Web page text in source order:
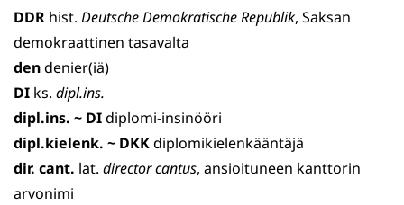
DDR hist. Deutsche Demokratische Republik, Saksan
demokraat­tinen tasavalta
dendenier(iä)
DI ks. dipl.ins.
dipl.ins. ~ DIdiplomi-insinööri
dipl.kielenk. ~ DKKdiplomikielenkääntäjä
dir. cant. lat. director cantus, ansioituneen kanttorin
arvonimi